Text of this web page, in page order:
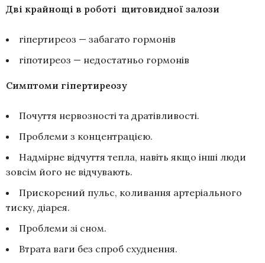
Дві крайнощі в роботі щитовидної залози
гіпертиреоз — забагато гормонів
гіпотиреоз — недостатньо гормонів
Симптоми гіпертиреозу
Почуття нервозності та дратівливості.
Проблеми з концентрацією.
Надмірне відчуття тепла, навіть якщо інші люди
зовсім його не відчувають.
Прискорений пульс, коливання артеріального
тиску, діарея.
Проблеми зі сном.
Втрата ваги без спроб схуднення.